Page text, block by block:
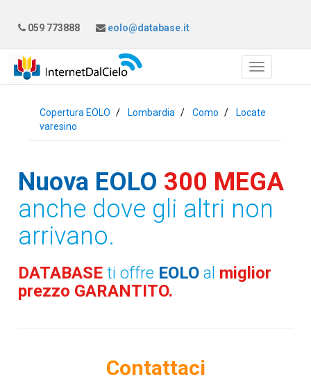
059 773888 eolo@database.it
Copertura EOLO Lombardia Como
Locate
varesino
Nuova EOLO 300 MEGA
anche dove gli altri non
arrivano.
DATABASEti offre EOLO al miglior
prezzo GARANTITO.
Contattaci